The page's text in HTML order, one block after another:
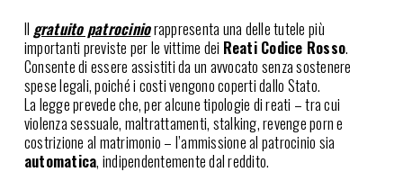
Il gratuito patrociniorappresenta una delle tutele più
importanti previste per le vittime dei Reati Codice Rosso.
Consente di essere assistiti da un avvocato senza sostenere
spese legali, poiché i costi vengono coperti dallo Stato.
La legge prevede che, per alcune tipologie di reati – tra cui
violenza sessuale, maltrattamenti, stalking, revenge porn e
costrizione al matrimonio – l’ammissione al patrocinio sia
automatica, indipendentemente dal reddito.